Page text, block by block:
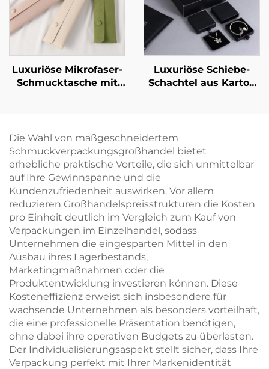
für Schmuck,
Halsketten und Ringe
individuellem Logo
und Heißprägung
Luxuriöse Mikrofaser-
Schmucktasche mit
Verpackungstasche
für Anhänger,
antioxidative
Aufbewahrungshülle
Luxuriöse Schiebe-
Schachtel aus Karton
Bandgriff zur
Verpackung von
Halsketten, Ringen,
Armbändern
Die Wahl von maßgeschneidertem
Schmuckverpackungsgroßhandel bietet
erhebliche praktische Vorteile, die sich unmittelbar
auf Ihre Gewinnspanne und die
Kundenzufriedenheit auswirken. Vor allem
reduzieren Großhandelspreisstrukturen die Kosten
pro Einheit deutlich im Vergleich zum Kauf von
Verpackungen im Einzelhandel, sodass
Unternehmen die eingesparten Mittel in den
Ausbau ihres Lagerbestands,
Marketingmaßnahmen oder die
Produktentwicklung investieren können. Diese
Kosteneffizienz erweist sich insbesondere für
wachsende Unternehmen als besonders vorteilhaft,
die eine professionelle Präsentation benötigen,
ohne dabei ihre operativen Budgets zu überlasten.
Der Individualisierungsaspekt stellt sicher, dass Ihre
Verpackung perfekt mit Ihrer Markenidentität